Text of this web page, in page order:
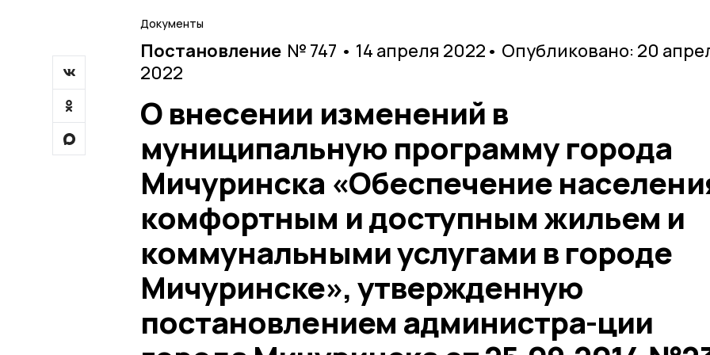
Документы
Постановление № 747 • 14 апреля 2022 • Опубликовано: 20
2022
О внесении изменений в
муниципальную программу города
Мичуринска «Обеспечение
комфортным и доступным жильем и
коммунальными услугами в городе
Мичуринске», утвержденную
постановлением администра-ции